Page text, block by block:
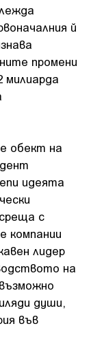
й
промени
милиарда
обект на
идеята
с
компании
лидер
на
души,
във